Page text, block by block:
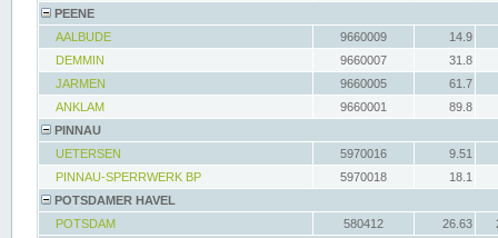
PEENE
AALBUDE
9660009
14.9
DEMMIN
9660007
31.8
JARMEN
9660005
61.7
ANKLAM
9660001
89.8
PINNAU
UETERSEN
5970016
9.51
PINNAU-SPERRWERK BP
5970018
18.1
POTSDAMER HAVEL
POTSDAM
580412 26.63